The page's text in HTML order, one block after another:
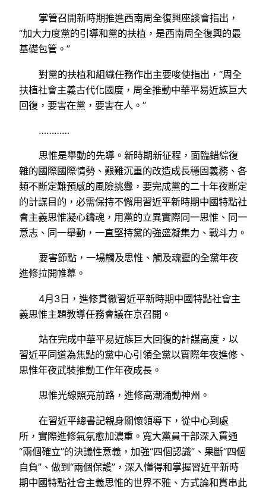
掌管召開新時期推進西南周全復興座談會指出，
“加大力度黨的引導和黨的扶植，是西南周全復興的最
基礎包管。”
對黨的扶植和組織任務作出主要唆使指出，“周全
扶植社會主義古代化國度，周全推動中華平易近族巨大
回復，要害在黨，要害在人。”
…………
思惟是舉動的先導。新時期新征程，面臨錯綜復
雜的國際國際情勢、艱難沉重的改造成長穩固義務、各
類不斷定難預感的風險挑釁，要完成黨的二十年夜斷定
的計謀目的，必需保持不懈用習近平新時期中國特點社
會主義思惟凝心鑄魂，用黨的立異實際同一思惟、同一
意志、同一舉動，一直堅持黨的強盛凝集力、戰斗力。
要害節點，一場觸及思惟、觸及魂靈的全黨年夜
進修拉開帷幕。
4月3日，進修貫徹習近平新時期中國特點社會主
義思惟主題教導任務會議在京召開。
站在完成中華平易近族巨大回復的計謀高度，以
習近平同道為焦點的黨中心引領全黨以實際年夜進修、
思惟年夜武裝推動工作年夜成長。
思惟光線照亮前路，進修高潮涌動神州。
在習近平總書記親身關懷領導下，從中心到處
所，實際進修氣氛愈加濃重。寬大黨員干部深入貫通
“兩個確立”的決議性意義，加強“四個認識”、果斷“四個
自負”、做到“兩個保護”，深入懂得和掌握習近平新時
期中國特點社會主義思惟的世界不雅、方式論和貫串此